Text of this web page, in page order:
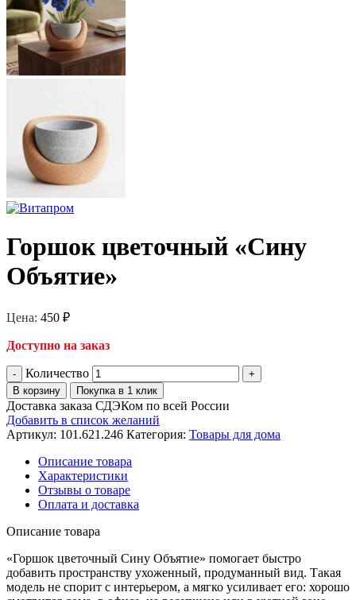
Горшок цветочный «Сину
Объятие»
Цена: 450 ₽
Доступно на заказ
Количество
В корзину Покупка в 1 клик
Доставка заказа СДЭКом по всей России
Добавить в список желаний
Артикул: 101.621.246 Категория: Товары для дома
Описание товара
Характеристики
Отзывы о товаре
Оплата и доставка
Описание товара
«Горшок цветочный Сину Объятие» помогает быстро
добавить пространству ухоженный, продуманный вид. Такая
модель не спорит с интерьером, а мягко усиливает его: хорошо